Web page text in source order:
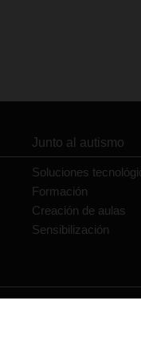
Junto al autismo
Soluciones
Formación
Creación de aulas
Sensibilización